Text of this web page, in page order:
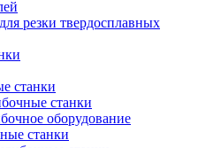
резки твердосплавных
станки
станки
оборудование
станки